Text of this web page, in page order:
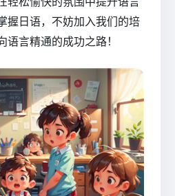
握日语，不妨加入我们的培
言精通的成功之路！